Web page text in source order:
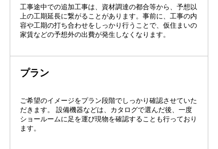
工事途中での追加工事は、資材調達の都合等から、予想以
上の工期延長に繋がることがあります。事前に、工事の内
容や工期の打ち合わせをしっかり行うことで、仮住まいの
家賃などの予想外の出費が発生しなくなります。
プラン
ご希望のイメージをプラン段階でしっかり確認させていた
だきます。 設備機器などは、カタログで選んだ後、一度
ショールームに足を運び現物を確認することも行っており
ます。